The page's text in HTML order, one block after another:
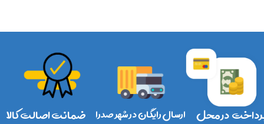
ارسال رایگان در شهر صدرا در محل ضمانت اصالت کالا